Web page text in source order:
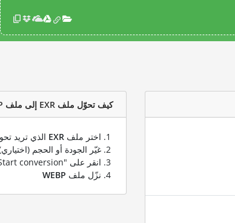
كيف تحوّل ملف EXR إلى ملف WEBP؟
اختر ملف EXR الذي تريد
غيّر الجودة أو الحجم
انقر على "Start conversion" لتحويل ملفك من
نزّل ملف WEBP